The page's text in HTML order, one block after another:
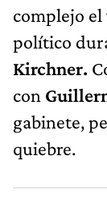
complejo
político
Kirchner.
con
gabinete,
quiebre.